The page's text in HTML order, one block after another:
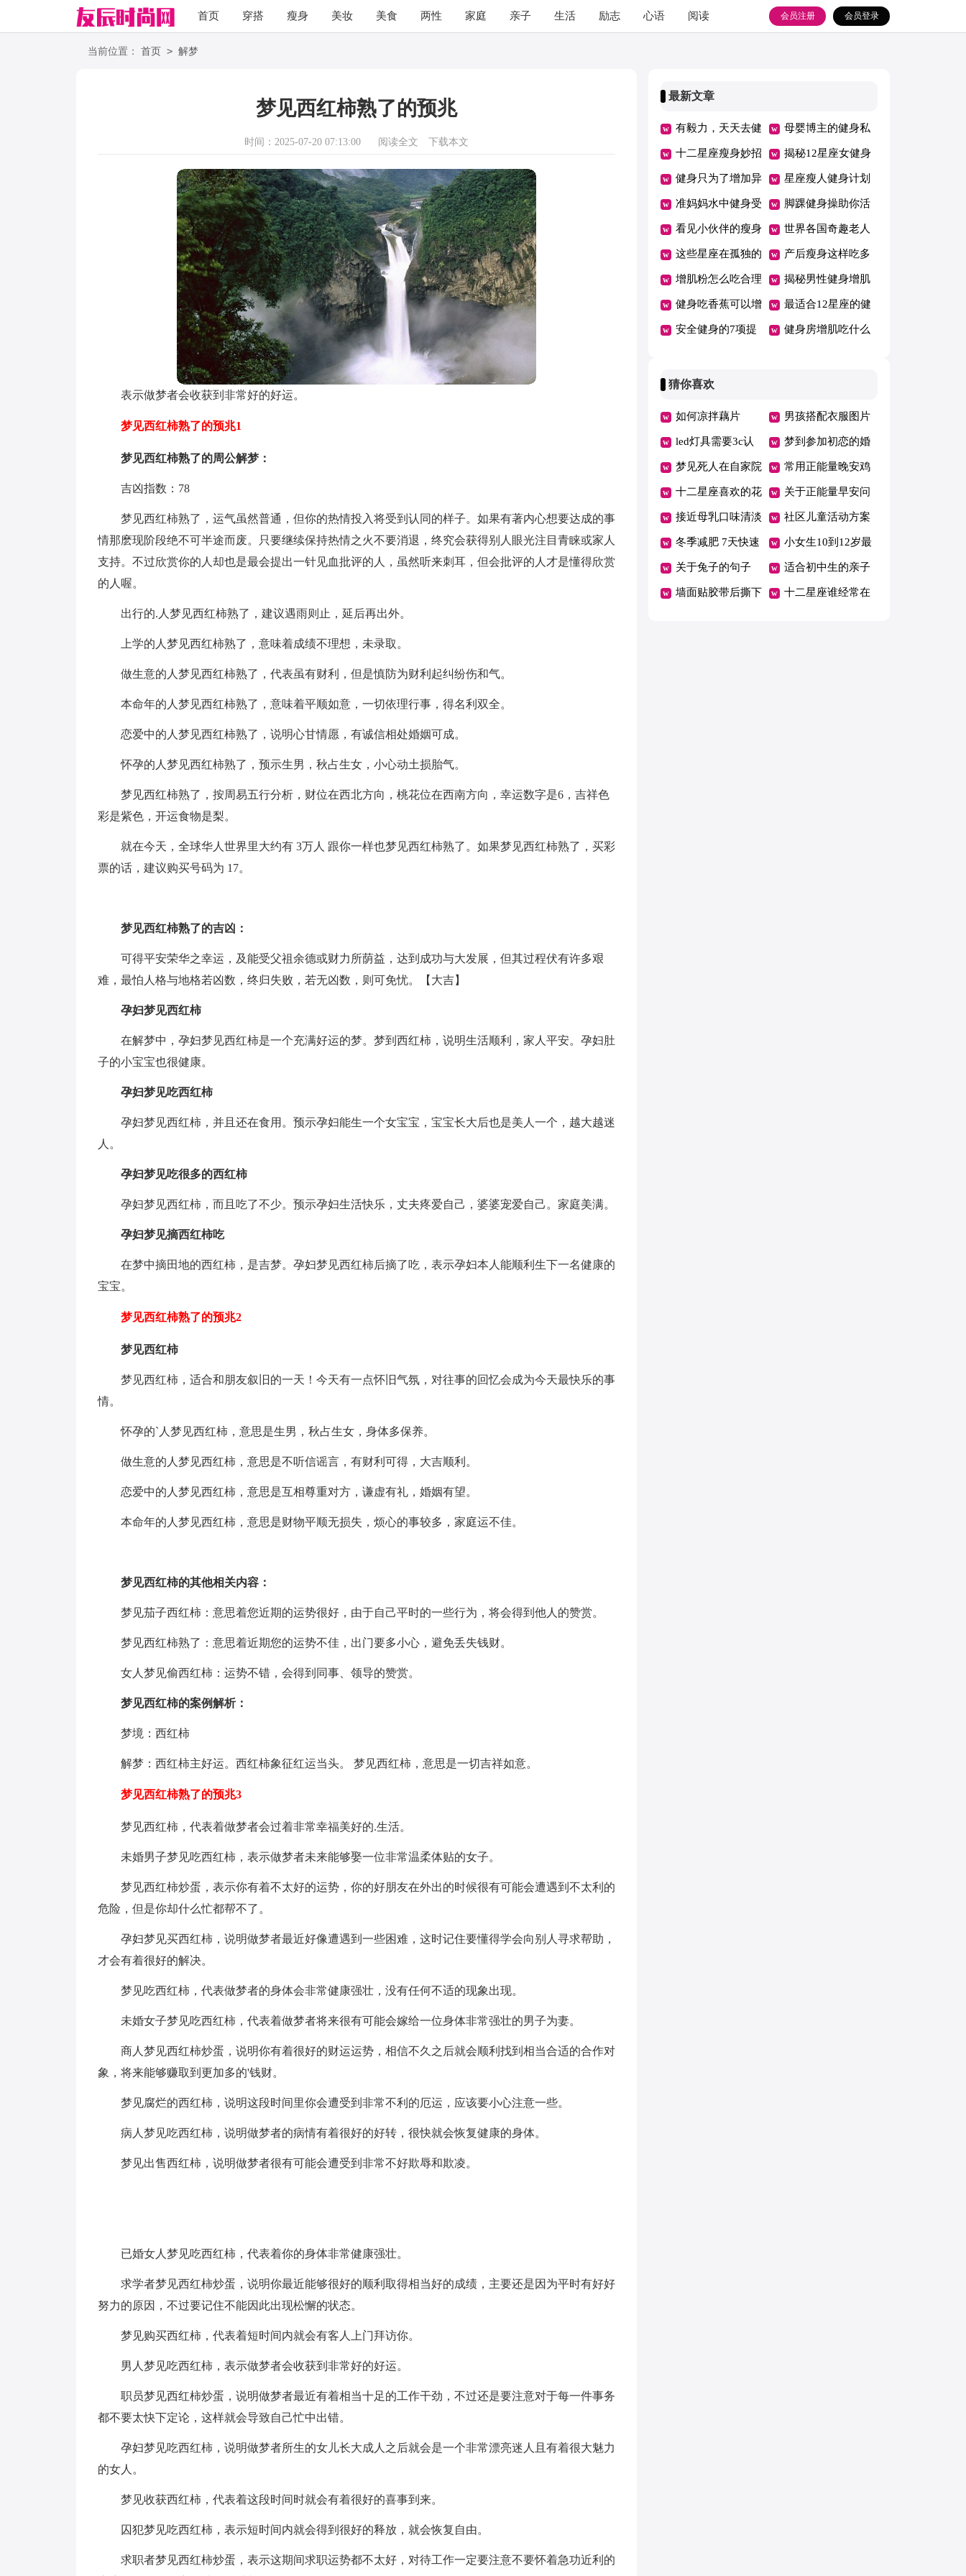
首页 穿搭 瘦身 美妆 美食 两性 家庭 亲子 生活 励志 心语 阅读 会员登录
会员注册
当前位置： 首页 > 解梦
梦见西红柿熟了的预兆
时间：2025-07-20 07:13:00 阅读全文 下载本文
表示做梦者会收获到非常好的好运。
梦见西红柿熟了的预兆1
梦见西红柿熟了的周公解梦：
吉凶指数：78
梦见西红柿熟了，运气虽然普通，但你的热情投入将受到认同的样子。如果有著内心想要达成的事
情那麽现阶段绝不可半途而废。只要继续保持热情之火不要消退，终究会获得别人眼光注目青睐或家人
支持。不过欣赏你的人却也是最会提出一针见血批评的人，虽然听来刺耳，但会批评的人才是懂得欣赏
的人喔。
出行的.人梦见西红柿熟了，建议遇雨则止，延后再出外。
上学的人梦见西红柿熟了，意味着成绩不理想，未录取。
做生意的人梦见西红柿熟了，代表虽有财利，但是慎防为财利起纠纷伤和气。
本命年的人梦见西红柿熟了，意味着平顺如意，一切依理行事，得名利双全。
恋爱中的人梦见西红柿熟了，说明心甘情愿，有诚信相处婚姻可成。
怀孕的人梦见西红柿熟了，预示生男，秋占生女，小心动土损胎气。
梦见西红柿熟了，按周易五行分析，财位在西北方向，桃花位在西南方向，幸运数字是6，吉祥色
彩是紫色，开运食物是梨。
就在今天，全球华人世界里大约有 3万人 跟你一样也梦见西红柿熟了。如果梦见西红柿熟了，买彩
票的话，建议购买号码为 17。
梦见西红柿熟了的吉凶：
可得平安荣华之幸运，及能受父祖余德或财力所荫益，达到成功与大发展，但其过程伏有许多艰
难，最怕人格与地格若凶数，终归失败，若无凶数，则可免忧。【大吉】
孕妇梦见西红柿
在解梦中，孕妇梦见西红柿是一个充满好运的梦。梦到西红柿，说明生活顺利，家人平安。孕妇肚
子的小宝宝也很健康。
孕妇梦见吃西红柿
孕妇梦见西红柿，并且还在食用。预示孕妇能生一个女宝宝，宝宝长大后也是美人一个，越大越迷
人。
孕妇梦见吃很多的西红柿
孕妇梦见西红柿，而且吃了不少。预示孕妇生活快乐，丈夫疼爱自己，婆婆宠爱自己。家庭美满。
孕妇梦见摘西红柿吃
在梦中摘田地的西红柿，是吉梦。孕妇梦见西红柿后摘了吃，表示孕妇本人能顺利生下一名健康的
宝宝。
梦见西红柿熟了的预兆2
梦见西红柿
梦见西红柿，适合和朋友叙旧的一天！今天有一点怀旧气氛，对往事的回忆会成为今天最快乐的事
情。
怀孕的`人梦见西红柿，意思是生男，秋占生女，身体多保养。
做生意的人梦见西红柿，意思是不听信谣言，有财利可得，大吉顺利。
恋爱中的人梦见西红柿，意思是互相尊重对方，谦虚有礼，婚姻有望。
本命年的人梦见西红柿，意思是财物平顺无损失，烦心的事较多，家庭运不佳。
梦见西红柿的其他相关内容：
梦见茄子西红柿：意思着您近期的运势很好，由于自己平时的一些行为，将会得到他人的赞赏。
梦见西红柿熟了：意思着近期您的运势不佳，出门要多小心，避免丢失钱财。
女人梦见偷西红柿：运势不错，会得到同事、领导的赞赏。
梦见西红柿的案例解析：
梦境：西红柿
解梦：西红柿主好运。西红柿象征红运当头。 梦见西红柿，意思是一切吉祥如意。
梦见西红柿熟了的预兆3
梦见西红柿，代表着做梦者会过着非常幸福美好的.生活。
未婚男子梦见吃西红柿，表示做梦者未来能够娶一位非常温柔体贴的女子。
梦见西红柿炒蛋，表示你有着不太好的运势，你的好朋友在外出的时候很有可能会遭遇到不太利的
危险，但是你却什么忙都帮不了。
孕妇梦见买西红柿，说明做梦者最近好像遭遇到一些困难，这时记住要懂得学会向别人寻求帮助，
才会有着很好的解决。
梦见吃西红柿，代表做梦者的身体会非常健康强壮，没有任何不适的现象出现。
未婚女子梦见吃西红柿，代表着做梦者将来很有可能会嫁给一位身体非常强壮的男子为妻。
商人梦见西红柿炒蛋，说明你有着很好的财运运势，相信不久之后就会顺利找到相当合适的合作对
象，将来能够赚取到更加多的'钱财。
梦见腐烂的西红柿，说明这段时间里你会遭受到非常不利的厄运，应该要小心注意一些。
病人梦见吃西红柿，说明做梦者的病情有着很好的好转，很快就会恢复健康的身体。
梦见出售西红柿，说明做梦者很有可能会遭受到非常不好欺辱和欺凌。
已婚女人梦见吃西红柿，代表着你的身体非常健康强壮。
求学者梦见西红柿炒蛋，说明你最近能够很好的顺利取得相当好的成绩，主要还是因为平时有好好
努力的原因，不过要记住不能因此出现松懈的状态。
梦见购买西红柿，代表着短时间内就会有客人上门拜访你。
男人梦见吃西红柿，表示做梦者会收获到非常好的好运。
职员梦见西红柿炒蛋，说明做梦者最近有着相当十足的工作干劲，不过还是要注意对于每一件事务
都不要太快下定论，这样就会导致自己忙中出错。
孕妇梦见吃西红柿，说明做梦者所生的女儿长大成人之后就会是一个非常漂亮迷人且有着很大魅力
的女人。
梦见收获西红柿，代表着这段时间时就会有着很好的喜事到来。
囚犯梦见吃西红柿，表示短时间内就会得到很好的释放，就会恢复自由。
求职者梦见西红柿炒蛋，表示这期间求职运势都不太好，对待工作一定要注意不要怀着急功近利的
最新文章
有毅力，天天去健
身房打卡健身的星
座
母婴博主的健身私
教
十二星座瘦身妙招
大公开
揭秘12星座女健身
常见目的
健身只为了增加异
性缘的星座
星座瘦人健身计划
怎么制定
准妈妈水中健身受
益多
脚踝健身操助你活
到百岁
看见小伙伴的瘦身
过程，下决心却也
瘦不下的摩羯座
世界各国奇趣老人
健身法
这些星座在孤独的
时候选择健身
产后瘦身这样吃多
蒸煮少放油
增肌粉怎么吃合理
又健身
揭秘男性健身增肌
秘密
健身吃香蕉可以增
肌吗
最适合12星座的健
身减压操
安全健身的7项提 健身房增肌吃什么
猜你喜欢
如何凉拌藕片 男孩搭配衣服图片
led灯具需要3c认
证吗
梦到参加初恋的婚
礼了什么意思
梦见死人在自家院
子里
常用正能量晚安鸡
汤汇总135句精选
十二星座喜欢的花
朵图片
关于正能量早安问
候语大全195句
接近母乳口味清淡
奶粉排名
社区儿童活动方案
冬季减肥 7天快速
瘦身小窍门
小女生10到12岁最
火衣服夏天搭配
关于兔子的句子 适合初中生的亲子
活动
墙面贴胶带后撕下 十二星座谁经常在